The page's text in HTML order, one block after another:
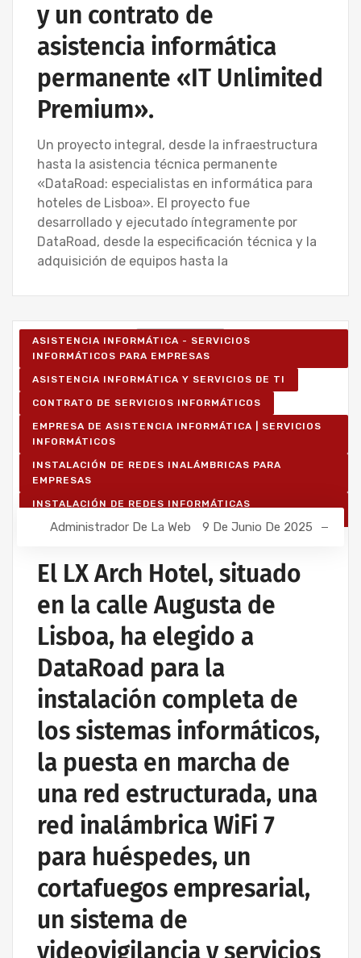
y un contrato de
asistencia informática
permanente «IT Unlimited
Premium».
Un proyecto integral, desde la infraestructura
hasta la asistencia técnica permanente
«DataRoad: especialistas en informática para
hoteles de Lisboa». El proyecto fue
desarrollado y ejecutado íntegramente por
DataRoad, desde la especificación técnica y la
adquisición de equipos hasta la
ASISTENCIA INFORMÁTICA - SERVICIOS
INFORMÁTICOS PARA EMPRESAS
ASISTENCIA INFORMÁTICA Y SERVICIOS DE TI
CONTRATO DE SERVICIOS INFORMÁTICOS
EMPRESA DE ASISTENCIA INFORMÁTICA | SERVICIOS
INFORMÁTICOS
INSTALACIÓN DE REDES INALÁMBRICAS PARA
EMPRESAS
INSTALACIÓN DE REDES INFORMÁTICAS
PROYECTOS DE CABLEADO Y REDES INFORMÁTICAS
PROYECTOS DE REDES INALÁMBRICAS
RED INFORMÁTICA ESTRUCTURADA
Administrador De La Web 9 De Junio De 2025
El LX Arch Hotel, situado
en la calle Augusta de
Lisboa, ha elegido a
DataRoad para la
instalación completa de
los sistemas informáticos,
la puesta en marcha de
una red estructurada, una
red inalámbrica WiFi 7
para huéspedes, un
cortafuegos empresarial,
un sistema de
videovigilancia y servicios